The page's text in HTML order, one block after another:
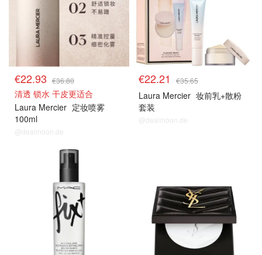
€22.93 €36.80
清透 锁水 干皮更适合
Laura Mercier 定妆喷雾
100ml
@dealmoon.de
€22.21 €35.65
Laura Mercier 妆前乳+散粉
套装
@dealmoon.de